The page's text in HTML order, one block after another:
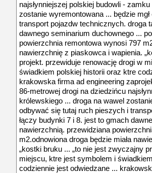
najsłynniejszej polskiej budowli -
zostanie wyremontowana ... będzie
transport pojazdw technicznych. droga
dawnego seminarium duchownego ...
powierzchnia remontowa wynosi 797
nawierzchnię z piaskowca i wapienia.
projekt. przewiduje renowację drogi w
świadkiem polskiej historii oraz ktre
krakowska firma ad engineering
86-metrowej drogi na dziedzińcu
królewskiego ... droga na wawel
odbywać się tutaj ruch pieszych i
łączy budynki 7 i 8. jest to gmach
nawierzchnią. przewidziana
m2.odnowiona droga będzie miała
„kostki bruku ... „to nie jest zwyczajny
miejscu, ktre jest symbolem i
codziennie jest odwiedzane ...